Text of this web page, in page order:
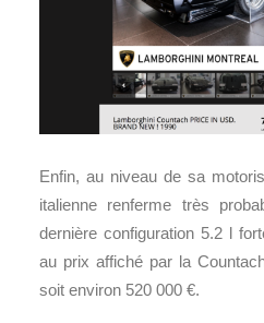
Enfin, au niveau de sa
italienne renferme très
dernière configuration 5.2 l
au prix affiché par la
soit environ 520 000 €.